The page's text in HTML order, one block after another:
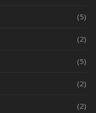
(5)
(2)
(5)
(2)
(2)